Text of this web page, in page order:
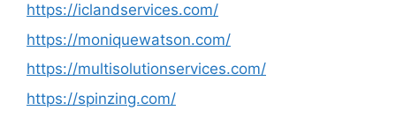
https://iclandservices.com/
https://moniquewatson.com/
https://multisolutionservices.com/
https://spinzing.com/